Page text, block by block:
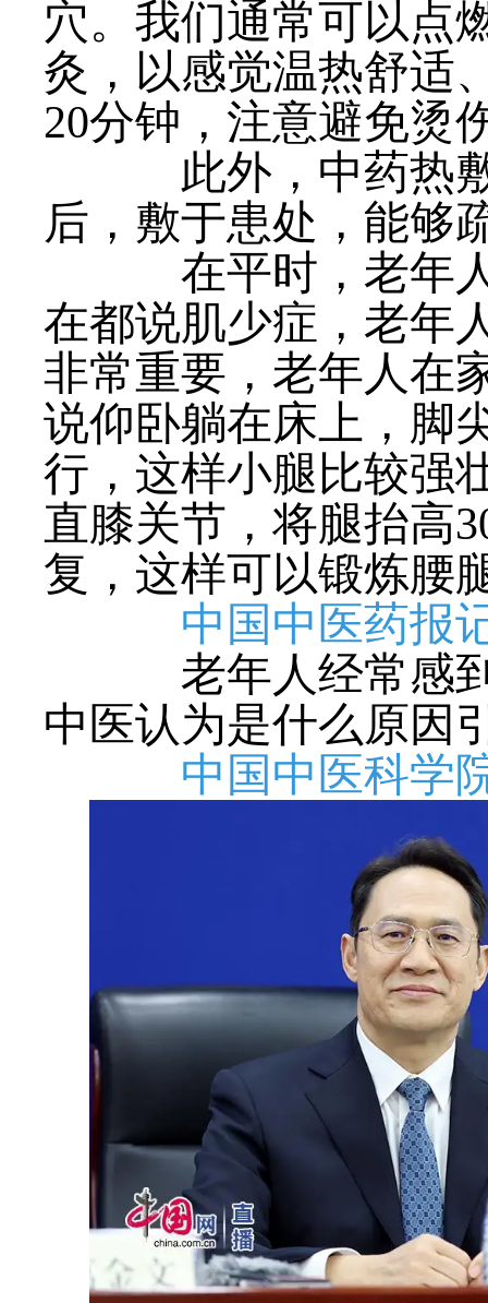
穴。我们通常可以点
灸，以感觉温热舒适
20分钟，注意避免烫
此外，中药热敷
后，敷于患处，能够
在平时，老年人
在都说肌少症，老年
非常重要，老年人在
说仰卧躺在床上，脚
行，这样小腿比较强
直膝关节，将腿抬高
复，这样可以锻炼腰
中国中医药报
老年人经常感到
中医认为是什么原因
中国中医科学